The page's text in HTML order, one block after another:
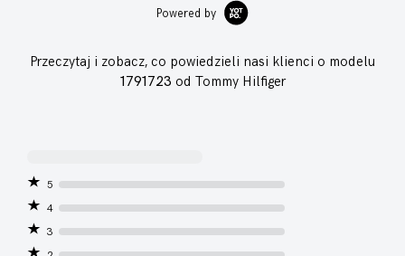
Powered by
Przeczytaj i zobacz, co powiedzieli nasi klienci o modelu
1791723 od Tommy Hilfiger
5
4
3